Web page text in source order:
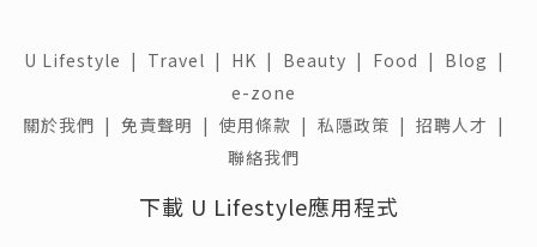
U Lifestyle | Travel | HK | Beauty | Food | Blog |
e-zone
關於我們 | 免責聲明 | 使用條款 | 私隱政策 | 招聘人才 |
聯絡我們
下載 U Lifestyle應用程式